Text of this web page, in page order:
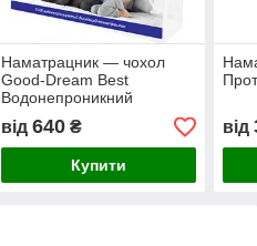
Наматрацник — чохол
Good-Dream Best
Водонепроникний
від 640₴
Купити
від